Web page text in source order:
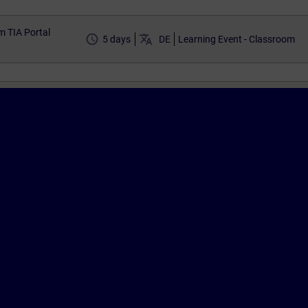
TIA Portal
access_time 5 days translate DE Learning Event - Classroom